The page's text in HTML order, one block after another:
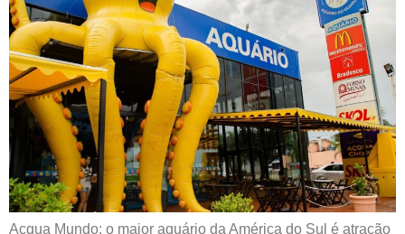
Acqua Mundo: o maior aquário da América do Sul é atração